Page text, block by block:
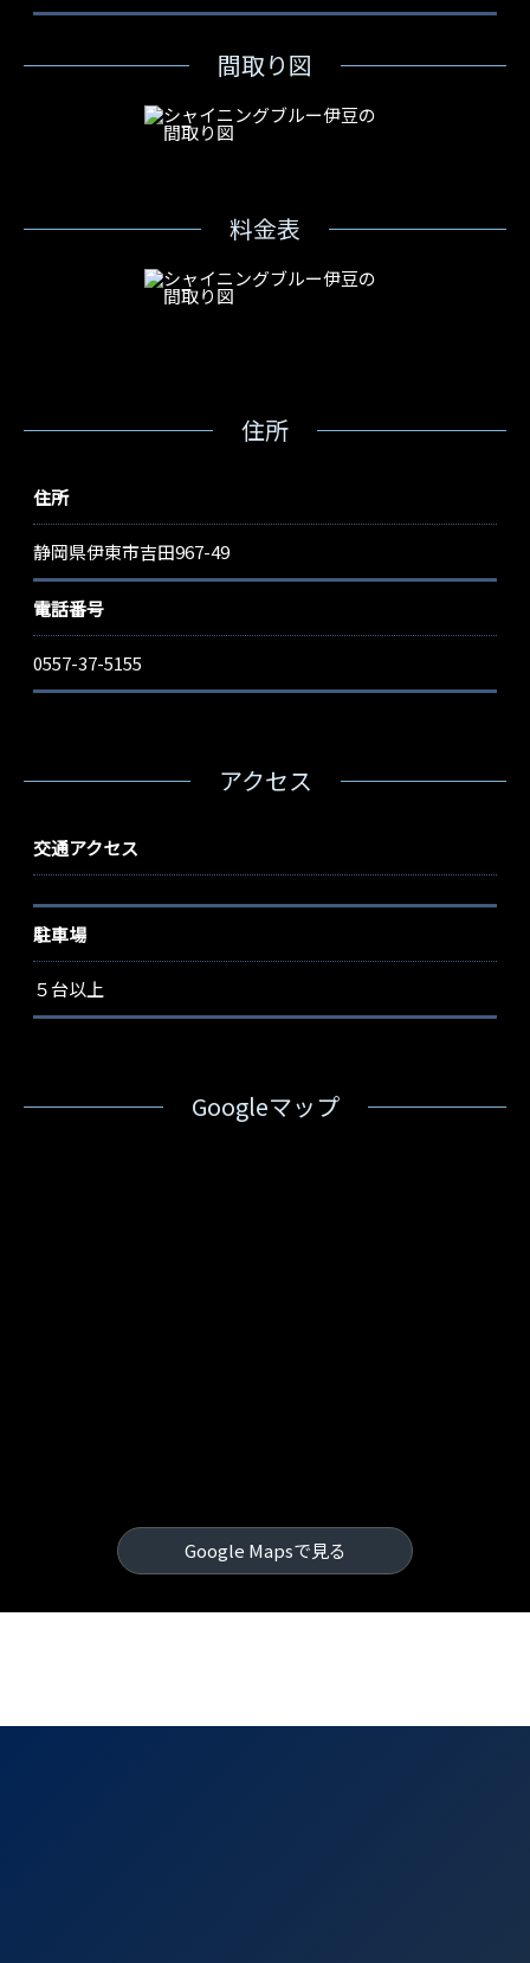
間取り図
料金表
住所
住所
静岡県伊東市吉田967-49
電話番号
0557-37-5155
アクセス
交通アクセス
駐車場
５台以上
Googleマップ
Google Mapsで見る